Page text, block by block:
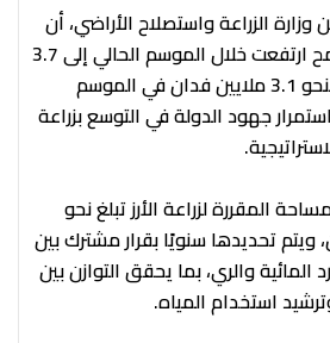
وزارة الزراعة واستصلاح الأراضي، أن
مساحة محصول القمح ارتفعت خلال الموسم الحالي إلى 3.7
ملايين فدان مقارنة بنحو 3.1 ملايين فدان في الموسم
جهود الدولة في التوسع بزراعة
المقررة لزراعة الأرز تبلغ نحو
فدان، ويتم تحديدها سنويًا بقرار مشترك بين
المائية والري، بما يحقق التوازن بين
استخدام المياه.